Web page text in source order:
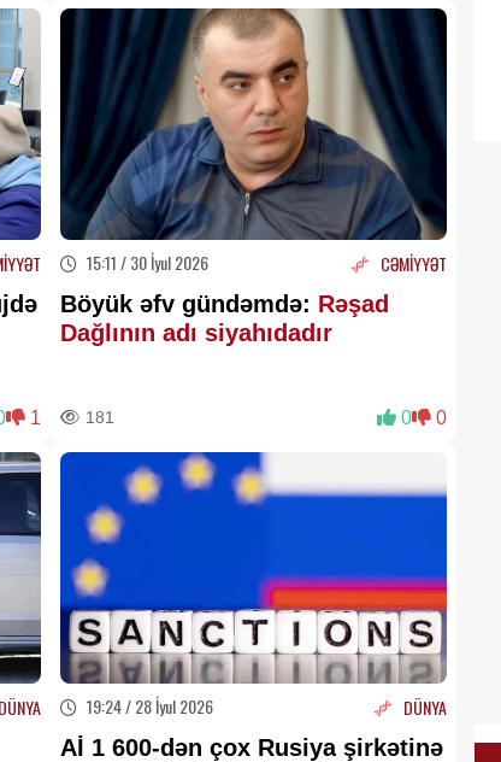
1
15:11 / 30 İyul 2026 CƏMİYYƏT
Böyük əfv gündəmdə: Rəşad
Dağlının adı siyahıdadır
181 0 0
DÜNYA 19:24 / 28 İyul 2026 DÜNYA
Aİ 1 600-dən çox Rusiya şirkətinə